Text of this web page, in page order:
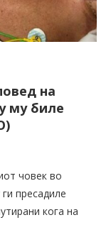
на
му биле
човек во
пресадиле
кога на